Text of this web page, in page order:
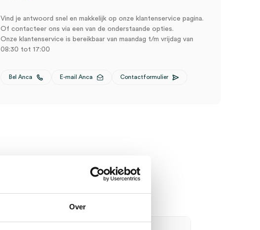
Over
Vind je antwoord snel en makkelijk op onze klantenservice pagina.
Of contacteer ons via een van de onderstaande opties.
Onze klantenservice is bereikbaar van maandag t/m vrijdag van
08:30 tot 17:00
Bel Anca E-mail Anca Contactformulier